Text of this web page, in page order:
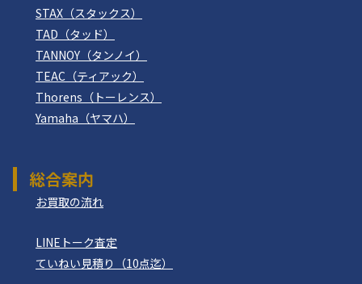
STAX（スタックス）
TAD（タッド）
TANNOY（タンノイ）
TEAC（ティアック）
Thorens（トーレンス）
Yamaha（ヤマハ）
総合案内
お買取の流れ
LINEトーク査定
ていねい見積り（10点迄）